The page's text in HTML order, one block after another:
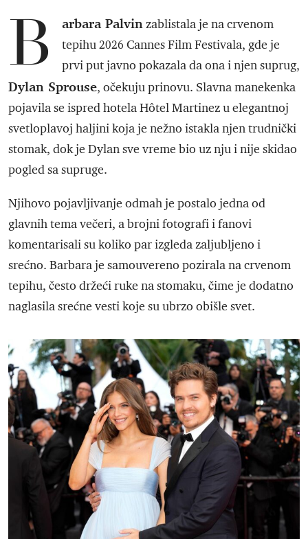
B arbara Palvin zablistala je na crvenom
tepihu 2026 Cannes Film Festivala, gde je
prvi put javno pokazala da ona i njen suprug,
Dylan Sprouse, očekuju prinovu. Slavna manekenka
pojavila se ispred hotela Hôtel Martinez u elegantnoj
svetloplavoj haljini koja je nežno istakla njen trudnički
stomak, dok je Dylan sve vreme bio uz nju i nije skidao
pogled sa supruge.
Njihovo pojavljivanje odmah je postalo jedna od
glavnih tema večeri, a brojni fotografi i fanovi
komentarisali su koliko par izgleda zaljubljeno i
srećno. Barbara je samouvereno pozirala na crvenom
tepihu, često držeći ruke na stomaku, čime je dodatno
naglasila srećne vesti koje su ubrzo obišle svet.